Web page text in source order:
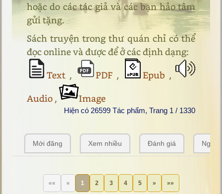
hoặc do các tác giả và các bạn hảo tâm
gửi tặng.
Sách truyện trong thư quán chỉ có thể
đọc online và được để ở các định dạng:
Text , PDF , Epub ,
Audio , Image
Hiện có 26599 Tác phẩm, Trang 1 / 1330
Mới đăng Xem nhiều Đánh giá Ngẫu
«« « 1 2 3 4 5 » »»